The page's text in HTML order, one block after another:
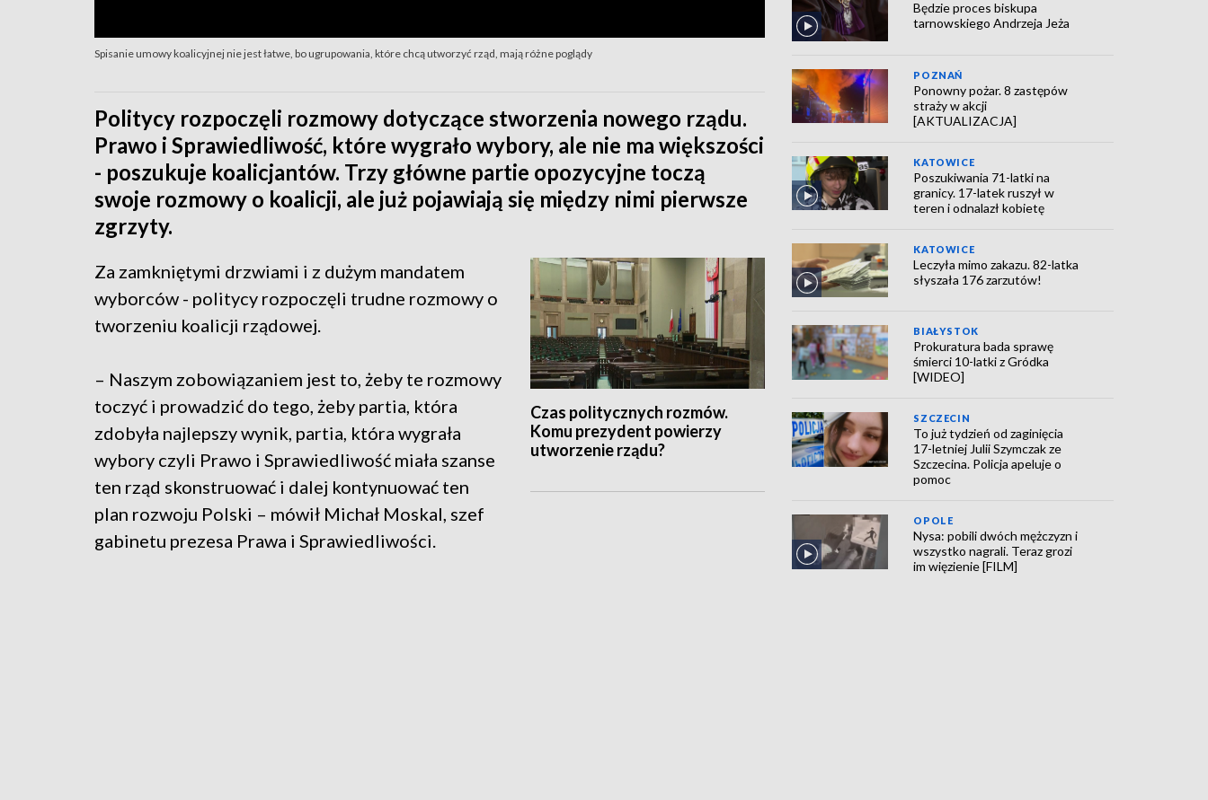
Spisanie umowy koalicyjnej nie jest łatwe, bo ugrupowania, które chcą utworzyć rząd, mają różne poglądy
Politycy rozpoczęli rozmowy dotyczące stworzenia nowego rządu.
Prawo i Sprawiedliwość, które wygrało wybory, ale nie ma większości
- poszukuje koalicjantów. Trzy główne partie opozycyjne toczą
swoje rozmowy o koalicji, ale już pojawiają się między nimi pierwsze
zgrzyty.
Czas politycznych rozmów.
Komu prezydent powierzy
utworzenie rządu?
Za zamkniętymi drzwiami i z dużym mandatem
wyborców - politycy rozpoczęli trudne rozmowy o
tworzeniu koalicji rządowej.
– Naszym zobowiązaniem jest to, żeby te rozmowy
toczyć i prowadzić do tego, żeby partia, która
zdobyła najlepszy wynik, partia, która wygrała
wybory czyli Prawo i Sprawiedliwość miała szanse
ten rząd skonstruować i dalej kontynuować ten
plan rozwoju Polski – mówił Michał Moskal, szef
gabinetu prezesa Prawa i Sprawiedliwości.
Będzie proces biskupa
tarnowskiego Andrzeja Jeża
POZNAŃ
Ponowny pożar. 8 zastępów
straży w akcji
[AKTUALIZACJA]
KATOWICE
Poszukiwania 71-latki na
granicy. 17-latek ruszył w
teren i odnalazł kobietę
KATOWICE
Leczyła mimo zakazu. 82-latka
słyszała 176 zarzutów!
BIAŁYSTOK
Prokuratura bada sprawę
śmierci 10-latki z Gródka
[WIDEO]
SZCZECIN
To już tydzień od zaginięcia
17-letniej Julii Szymczak ze
Szczecina. Policja apeluje o
pomoc
OPOLE
Nysa: pobili dwóch mężczyzn i
wszystko nagrali. Teraz grozi
im więzienie [FILM]